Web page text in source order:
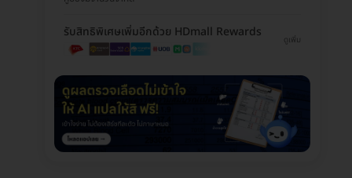
รับสิทธิพิเศษเพิ่มอีกด้วย HDmall Rewards
ดูเพิ่ม